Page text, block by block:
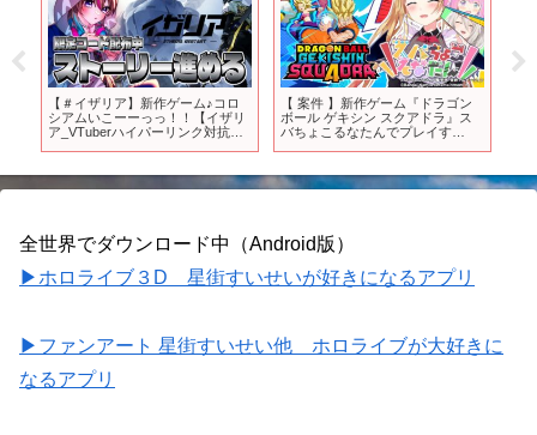
【＃イザリア】新作ゲーム♪コロ
シアムいこーーっっ！！【イザリ
ア_VTuberハイパーリンク対抗
【 案件 】新作ゲーム『ドラゴン
ボール ゲキシン スクアドラ』ス
バちょこるなたんでプレイす
全世界でダウンロード中（Android版）
▶ホロライブ３D 星街すいせいが好きになるアプリ
▶ファンアート 星街すいせい他 ホロライブが大好きに
なるアプリ